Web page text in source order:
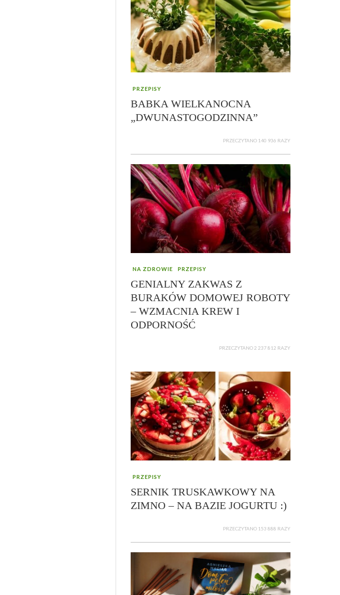
PRZEPISY
BABKA WIELKANOCNA
„DWUNASTOGODZINNA”
PRZECZYTANO 140 936 RAZY
NA ZDROWIE PRZEPISY
GENIALNY ZAKWAS Z
BURAKÓW DOMOWEJ ROBOTY
– WZMACNIA KREW I
ODPORNOŚĆ
PRZECZYTANO 2 237 812 RAZY
PRZEPISY
SERNIK TRUSKAWKOWY NA
ZIMNO – NA BAZIE JOGURTU :)
PRZECZYTANO 153 888 RAZY